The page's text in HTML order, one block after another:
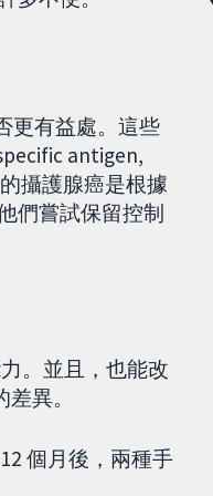
更有益處。這些
antigen,
攝護腺癌是根據
們嘗試保留控制
。並且，也能改
異。
個月後，兩種手